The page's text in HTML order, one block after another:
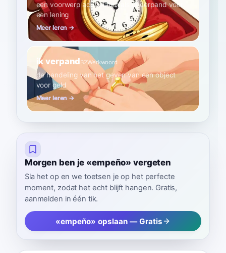
een voorwerp achterlaten als onderpand voor
een lening
Meer leren →
ik verpandB2Werkwoord
de handeling van het geven van een object
voor geld
Meer leren →
Morgen ben je «empeño» vergeten
Sla het op en we toetsen je op het perfecte
moment, zodat het echt blijft hangen. Gratis,
aanmelden in één tik.
«empeño» opslaan — Gratis